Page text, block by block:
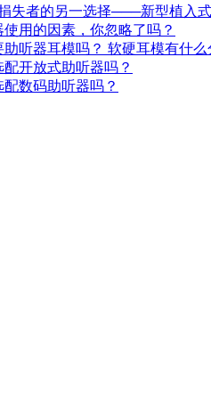
失者的另一选择───新型植入
用的因素，你忽略了吗？
听器耳模吗？ 软硬耳模有什么
开放式助听器吗？
数码助听器吗？